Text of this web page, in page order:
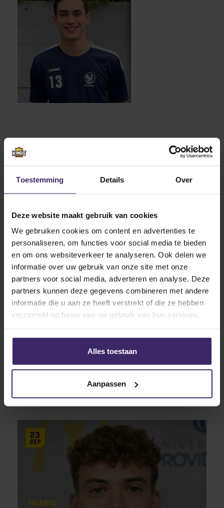
Toestemming Details Over
Deze website maakt gebruik van cookies
We gebruiken cookies om content en advertenties te
personaliseren, om functies voor social media te bieden
en om ons websiteverkeer te analyseren. Ook delen we
informatie over uw gebruik van onze site met onze
partners voor social media, adverteren en analyse. Deze
partners kunnen deze gegevens combineren met andere
informatie die u aan ze heeft verstrekt of die ze hebben
verzameld op basis van uw gebruik van hun services.
Alles toestaan
Aanpassen
Related articles
10
Aug
Placement Success Stories Talents
Samu Siemens leaves for Akron
23
Sep
Talents